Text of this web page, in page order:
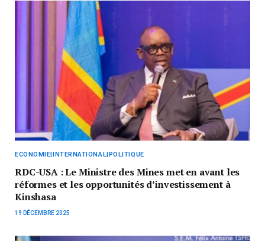
ECONOMIE|INTERNATIONAL|POLITIQUE
RDC-USA : Le Ministre des Mines met en avant les
réformes et les opportunités d’investissement à
Kinshasa
19 DÉCEMBRE 2025